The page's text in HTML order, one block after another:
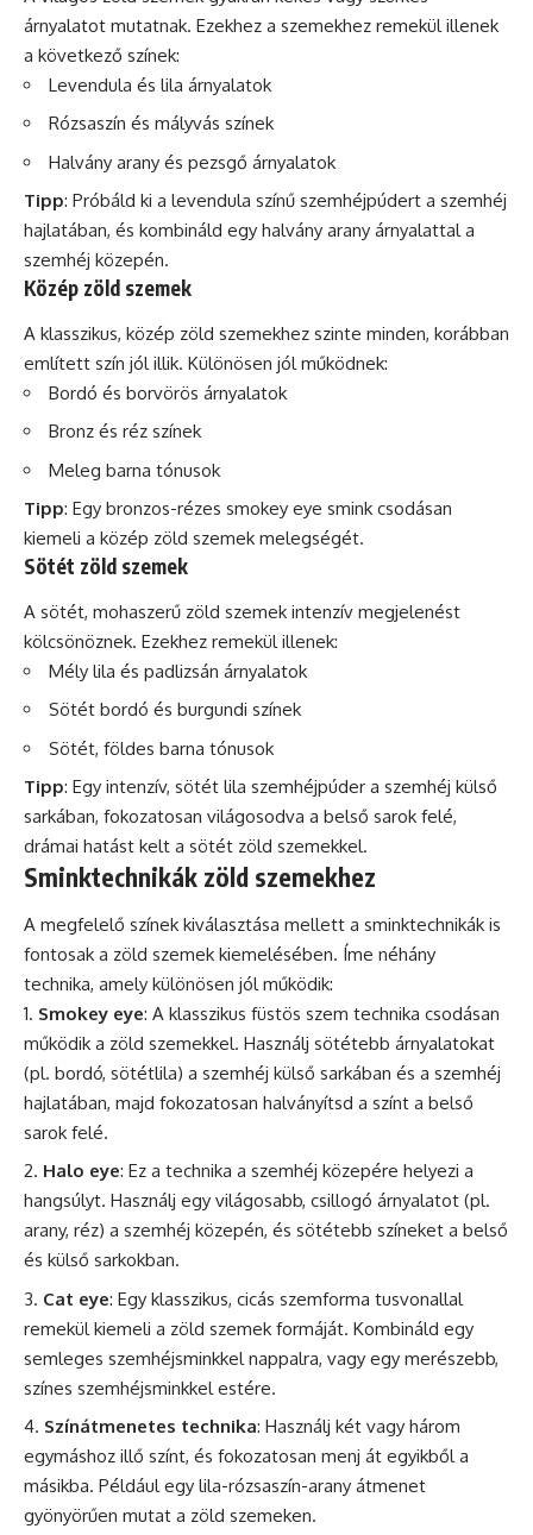
árnyalatot mutatnak. Ezekhez a szemekhez remekül illenek
a következő színek:
Levendula és lila árnyalatok
Rózsaszín és mályvás színek
Halvány arany és pezsgő árnyalatok
Tipp: Próbáld ki a levendula színű szemhéjpúdert a szemhéj
hajlatában, és kombináld egy halvány arany árnyalattal a
szemhéj közepén.
Közép zöld szemek
A klasszikus, közép zöld szemekhez szinte minden, korábban
említett szín jól illik. Különösen jól működnek:
Bordó és borvörös árnyalatok
Bronz és réz színek
Meleg barna tónusok
Tipp: Egy bronzos-rézes smokey eye smink csodásan
kiemeli a közép zöld szemek melegségét.
Sötét zöld szemek
A sötét, mohaszerű zöld szemek intenzív megjelenést
kölcsönöznek. Ezekhez remekül illenek:
Mély lila és padlizsán árnyalatok
Sötét bordó és burgundi színek
Sötét, földes barna tónusok
Tipp: Egy intenzív, sötét lila szemhéjpúder a szemhéj külső
sarkában, fokozatosan világosodva a belső sarok felé,
drámai hatást kelt a sötét zöld szemekkel.
Sminktechnikák zöld szemekhez
A megfelelő színek kiválasztása mellett a sminktechnikák is
fontosak a zöld szemek kiemelésében. Íme néhány
technika, amely különösen jól működik:
Smokey eye: A klasszikus füstös szem technika csodásan
működik a zöld szemekkel. Használj sötétebb árnyalatokat
(pl. bordó, sötétlila) a szemhéj külső sarkában és a szemhéj
hajlatában, majd fokozatosan halványítsd a színt a belső
sarok felé.
Halo eye: Ez a technika a szemhéj közepére helyezi a
hangsúlyt. Használj egy világosabb, csillogó árnyalatot (pl.
arany, réz) a szemhéj közepén, és sötétebb színeket a belső
és külső sarkokban.
Cat eye: Egy klasszikus, cicás szemforma tusvonallal
remekül kiemeli a zöld szemek formáját. Kombináld egy
semleges szemhéjsminkkel nappalra, vagy egy merészebb,
színes szemhéjsminkkel estére.
Színátmenetes technika: Használj két vagy három
egymáshoz illő színt, és fokozatosan menj át egyikből a
másikba. Például egy lila-rózsaszín-arany átmenet
gyönyörűen mutat a zöld szemeken.